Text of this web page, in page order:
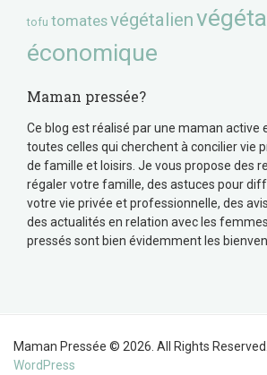
tofu tomatesvégétalien
économique
Maman pressée?
Ce blog est réalisé par une maman active
toutes celles qui cherchent à concilier vie
de famille et loisirs. Je vous propose des
régaler votre famille, des astuces pour
votre vie privée et professionnelle, des
des actualités en relation avec les
pressés sont bien évidemment les
Maman Pressée © 2026. All Rights Reserved.
WordPress